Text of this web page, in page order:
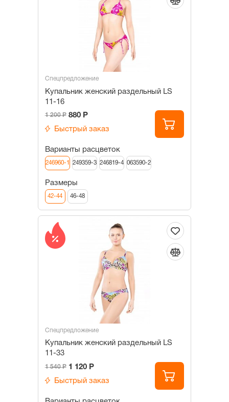
Спецпредложение
Купальник женский раздельный LS
11-16
1 200 Р 880 Р
Быстрый заказ
Варианты расцветок
246960-1 249359-3 246819-4 063590-2
Размеры
42-44 46-48
Спецпредложение
Купальник женский раздельный LS
11-33
1 540 Р 1 120 Р
Быстрый заказ